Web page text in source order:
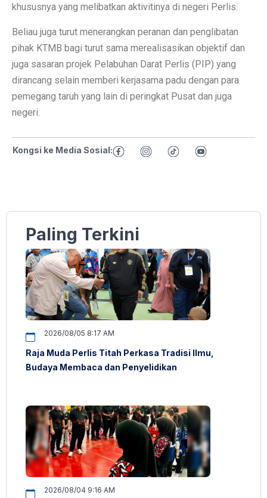
khususnya yang melibatkan aktivitinya di negeri Perlis.
Beliau juga turut menerangkan peranan dan penglibatan
pihak KTMB bagi turut sama merealisasikan objektif dan
juga sasaran projek Pelabuhan Darat Perlis (PIP) yang
dirancang selain memberi kerjasama padu dengan para
pemegang taruh yang lain di peringkat Pusat dan juga
negeri.
Kongsi ke Media Sosial:
Paling Terkini
2026/08/05 8:17 AM
Raja Muda Perlis Titah Perkasa Tradisi Ilmu,
Budaya Membaca dan Penyelidikan
2026/08/04 9:16 AM